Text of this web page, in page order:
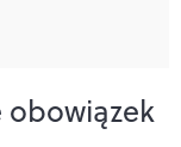
obowiązek